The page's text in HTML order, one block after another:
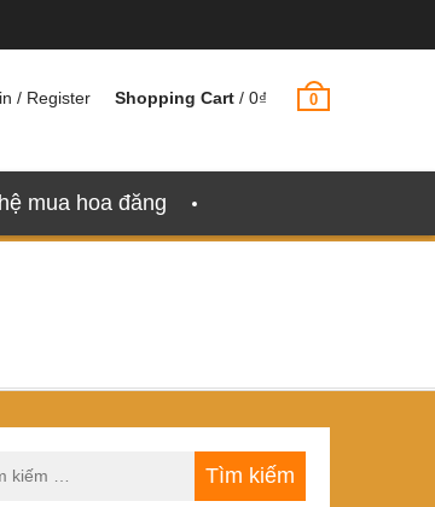
/ Register Shopping Cart / 0₫ 0
mua hoa đăng